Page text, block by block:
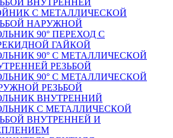
ВНУТРЕННЕЙ
С МЕТАЛЛИЧЕСКОЙ
НАРУЖНОЙ
90° ПЕРЕХОД С
ГАЙКОЙ
90° С МЕТАЛЛИЧЕСКОЙ
РЕЗЬБОЙ
90° С МЕТАЛЛИЧЕСКОЙ
РЕЗЬБОЙ
ВНУТРЕННИЙ
С МЕТАЛЛИЧЕСКОЙ
ВНУТРЕННЕЙ И